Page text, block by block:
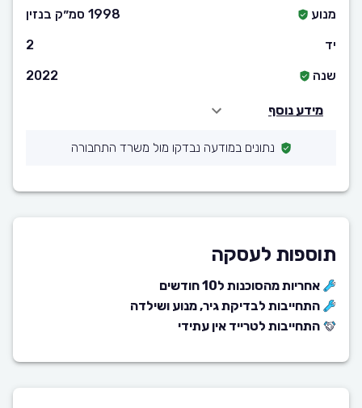
מנוע
1998 סמ״ק בנזין
יד
2
שנה
2022
מידע נוסף
נתונים במודעה נבדקו מול משרד התחבורה
תוספות לעסקה
אחריות מהסוכנות ל10 חודשים
התחייבות לבדיקת גיר, מנוע ושילדה
התחייבות לטרייד אין עתידי